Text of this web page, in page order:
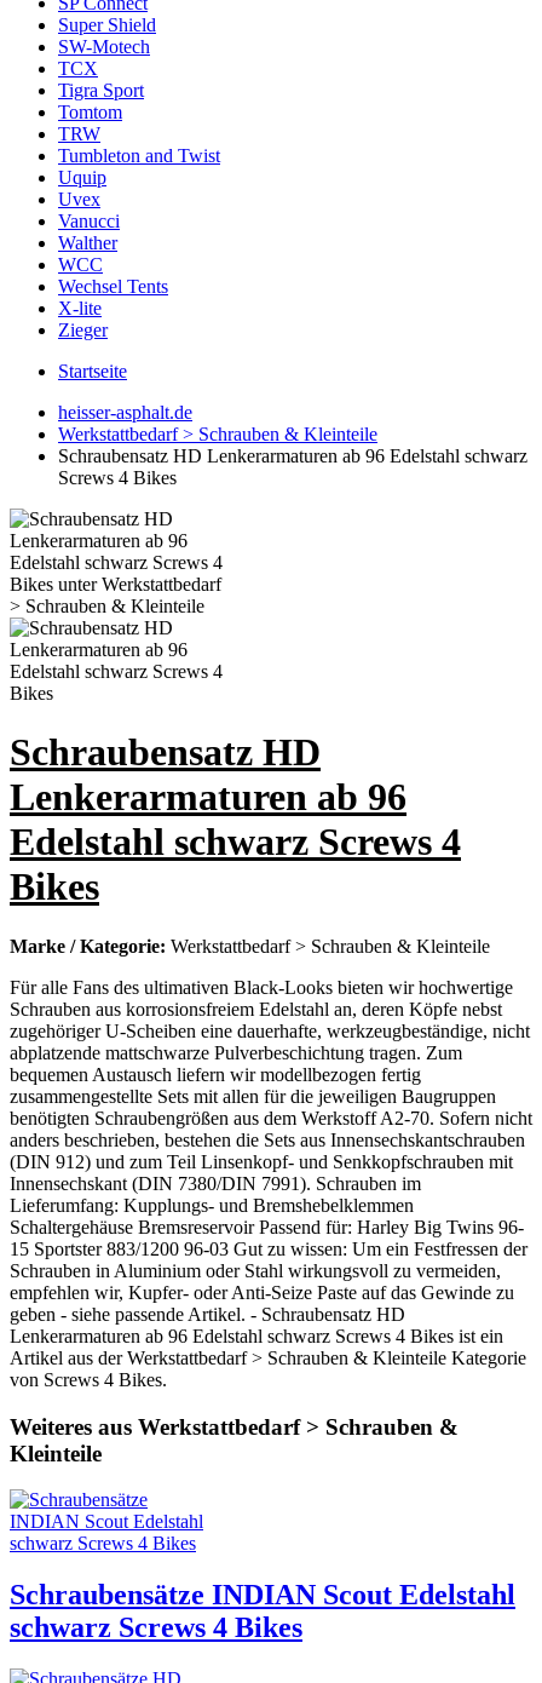
Super Shield
SW-Motech
TCX
Tigra Sport
Tomtom
TRW
Tumbleton and Twist
Uquip
Uvex
Vanucci
Walther
WCC
Wechsel Tents
X-lite
Zieger
Startseite
heisser-asphalt.de
Werkstattbedarf > Schrauben & Kleinteile
Schraubensatz HD Lenkerarmaturen ab 96 Edelstahl schwarz
Screws 4 Bikes
Schraubensatz HD
Lenkerarmaturen ab 96
Edelstahl schwarz Screws 4
Bikes
Marke / Kategorie: Werkstattbedarf > Schrauben & Kleinteile
Für alle Fans des ultimativen Black-Looks bieten wir hochwertige
Schrauben aus korrosionsfreiem Edelstahl an, deren Köpfe nebst
zugehöriger U-Scheiben eine dauerhafte, werkzeugbeständige, nicht
abplatzende mattschwarze Pulverbeschichtung tragen. Zum
bequemen Austausch liefern wir modellbezogen fertig
zusammengestellte Sets mit allen für die jeweiligen Baugruppen
benötigten Schraubengrößen aus dem Werkstoff A2-70. Sofern nicht
anders beschrieben, bestehen die Sets aus Innensechskantschrauben
(DIN 912) und zum Teil Linsenkopf- und Senkkopfschrauben mit
Innensechskant (DIN 7380/DIN 7991). Schrauben im
Lieferumfang: Kupplungs- und Bremshebelklemmen
Schaltergehäuse Bremsreservoir Passend für: Harley Big Twins 96-
15 Sportster 883/1200 96-03 Gut zu wissen: Um ein Festfressen der
Schrauben in Aluminium oder Stahl wirkungsvoll zu vermeiden,
empfehlen wir, Kupfer- oder Anti-Seize Paste auf das Gewinde zu
geben - siehe passende Artikel. - Schraubensatz HD
Lenkerarmaturen ab 96 Edelstahl schwarz Screws 4 Bikes ist ein
Artikel aus der Werkstattbedarf > Schrauben & Kleinteile Kategorie
von Screws 4 Bikes.
Weiteres aus Werkstattbedarf > Schrauben &
Kleinteile
Schraubensätze INDIAN Scout Edelstahl
schwarz Screws 4 Bikes